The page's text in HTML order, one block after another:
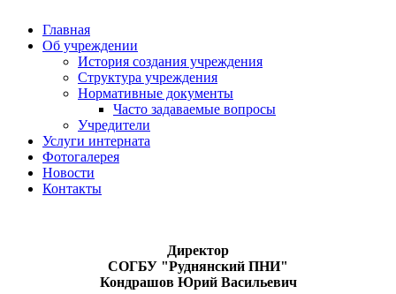
Главная
Об учреждении
История создания учреждения
Структура учреждения
Нормативные документы
Часто задаваемые вопросы
Учредители
Услуги интерната
Фотогалерея
Новости
Контакты
Директор
СОГБУ "Руднянский ПНИ"
Кондрашов Юрий Васильевич